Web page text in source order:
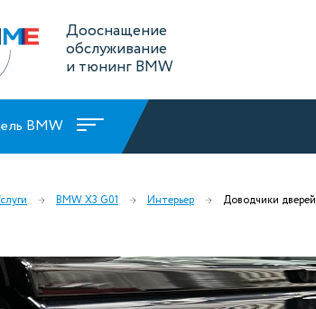
Дооснащение
обслуживание
и тюнинг BMW
BMW
BMW X3 G01 Интерьер Доводчики дверей